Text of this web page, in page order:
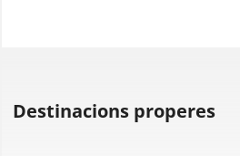
Destinacions properes